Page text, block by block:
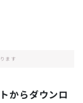
ます
からダウンロ